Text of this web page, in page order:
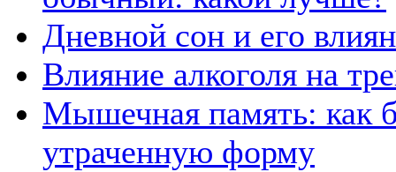
Дневной сон и его
Влияние алкоголя на
Мышечная память: как
утраченную форму